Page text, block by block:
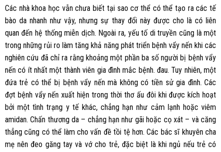
Các nhà khoa học vẫn chưa biết tại sao cơ thể có thể tạo ra các tế
bào da nhanh như vậy, nhưng sự thay đổi này được cho là có liên
quan đến hệ thống miễn dịch. Ngoài ra, yếu tố di truyền cũng là một
trong những rủi ro làm tăng khả năng phát triển bệnh vẩy nến khi các
nghiên cứu đã chỉ ra rằng khoảng một phần ba số người bị bệnh vẩy
nến có ít nhất một thành viên gia đình mắc bệnh. đau. Tuy nhiên, một
đứa trẻ có thể bị bệnh vẩy nến mà không có tiền sử gia đình. Các
đợt bệnh vẩy nến xuất hiện trong thời thơ ấu đôi khi được kích hoạt
bởi một tình trạng y tế khác, chẳng hạn như cảm lạnh hoặc viêm
amidan. Chấn thương da – chẳng hạn như gãi hoặc cọ xát – và căng
thẳng cũng có thể làm cho vấn đề tồi tệ hơn. Các bác sĩ khuyên cha
mẹ nên đeo găng tay và vớ cho trẻ, đặc biệt là khi ngủ nếu trẻ có